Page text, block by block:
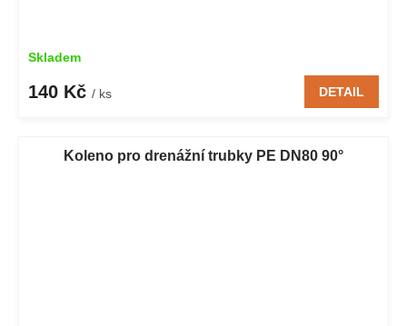
Skladem
140 Kč / ks DETAIL
Koleno pro drenážní trubky PE DN80 90°